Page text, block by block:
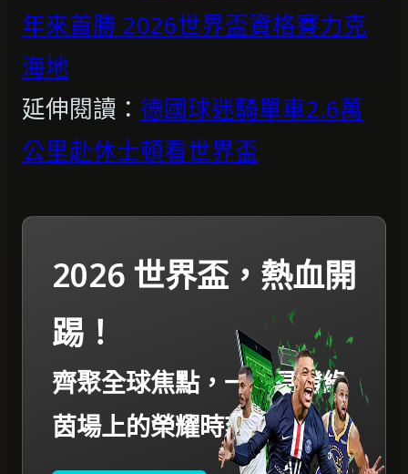
年來首勝 2026世界盃資格賽力克
海地
延伸閱讀： 德國球迷騎單車2.6萬
公里赴休士頓看世界盃
2026 世界盃，熱血開
踢！
齊聚全球焦點，一起見證綠
茵場上的榮耀時刻。